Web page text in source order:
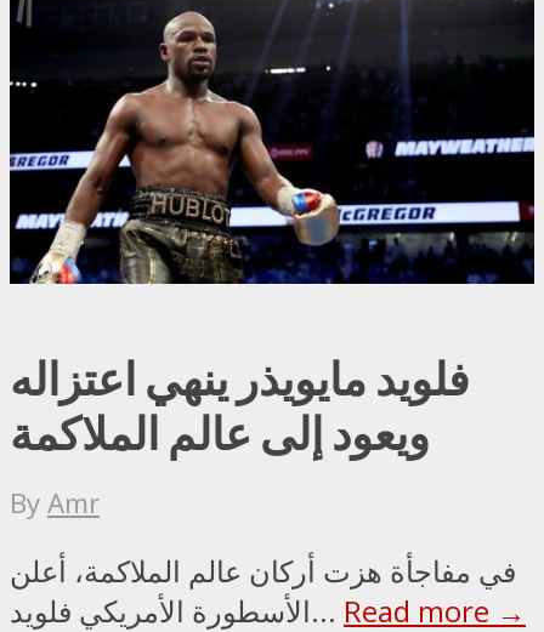
فلويد مايويذر ينهي اعتزاله
ويعود إلى عالم الملاكمة
ByAmr
في مفاجأة هزت أركان عالم الملاكمة، أعلن
الأسطورة الأمريكي فلويد... Read more →